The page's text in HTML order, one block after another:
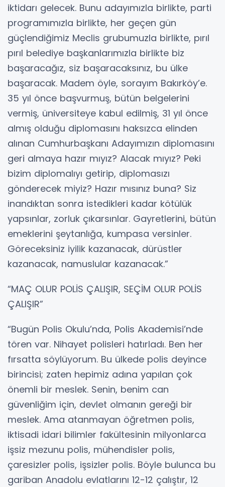
iktidarı gelecek. Bunu adayımızla birlikte, parti
programımızla birlikte, her geçen gün
güçlendiğimiz Meclis grubumuzla birlikte, pırıl
pırıl belediye başkanlarımızla birlikte biz
başaracağız, siz başaracaksınız, bu ülke
başaracak. Madem öyle, sorayım Bakırköy’e.
35 yıl önce başvurmuş, bütün belgelerini
vermiş, üniversiteye kabul edilmiş, 31 yıl önce
almış olduğu diplomasını haksızca elinden
alınan Cumhurbaşkanı Adayımızın diplomasını
geri almaya hazır mıyız? Alacak mıyız? Peki
bizim diplomalıyı getirip, diplomasızı
gönderecek miyiz? Hazır mısınız buna? Siz
inandıktan sonra istedikleri kadar kötülük
yapsınlar, zorluk çıkarsınlar. Gayretlerini, bütün
emeklerini şeytanlığa, kumpasa versinler.
Göreceksiniz iyilik kazanacak, dürüstler
kazanacak, namuslular kazanacak.”
“MAÇ OLUR POLİS ÇALIŞIR, SEÇİM OLUR POLİS
ÇALIŞIR”
“Bugün Polis Okulu’nda, Polis Akademisi’nde
tören var. Nihayet polisleri hatırladı. Ben her
fırsatta söylüyorum. Bu ülkede polis deyince
birincisi; zaten hepimiz adına yapılan çok
önemli bir meslek. Senin, benim can
güvenliğim için, devlet olmanın gereği bir
meslek. Ama atanmayan öğretmen polis,
iktisadi idari bilimler fakültesinin milyonlarca
işsiz mezunu polis, mühendisler polis,
çaresizler polis, işsizler polis. Böyle bulunca bu
gariban Anadolu evlatlarını 12-12 çalıştır, 12